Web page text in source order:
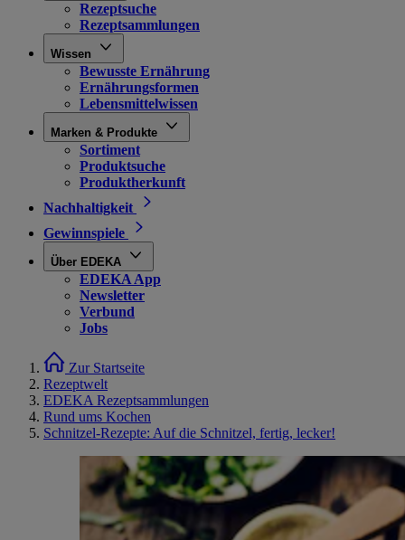
Rezeptsuche
Rezeptsammlungen
Wissen
Bewusste Ernährung
Ernährungsformen
Lebensmittelwissen
Marken & Produkte
Sortiment
Produktsuche
Produktherkunft
Nachhaltigkeit
Gewinnspiele
Über EDEKA
EDEKA App
Newsletter
Verbund
Jobs
Zur Startseite
Rezeptwelt
EDEKA Rezeptsammlungen
Rund ums Kochen
Schnitzel-Rezepte: Auf die Schnitzel, fertig, lecker!